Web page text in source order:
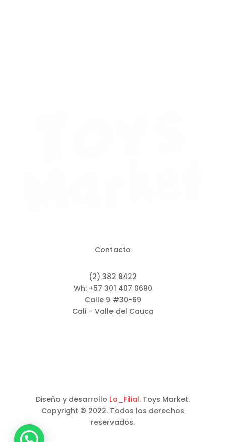
Contacto
(2) 382 8422
Wh: +57 301 407 0690
Calle 9 #30-69
Cali – Valle del Cauca
Diseño y desarrollo La_Filial. Toys Market.
Copyright © 2022. Todos los derechos
reservados.